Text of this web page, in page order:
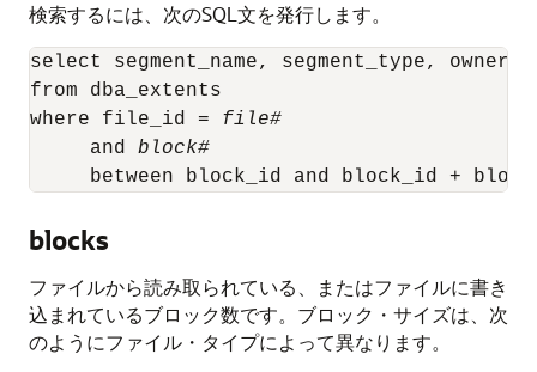
検索するには、次のSQL文を発行します。
select segment_name, segment_type, owner,
from dba_extents
where file_id = file#
     and
block#
blocks
ファイルから読み取られている、またはファイルに書き
込まれているブロック数です。ブロック・サイズは、次
のようにファイル・タイプによって異なります。